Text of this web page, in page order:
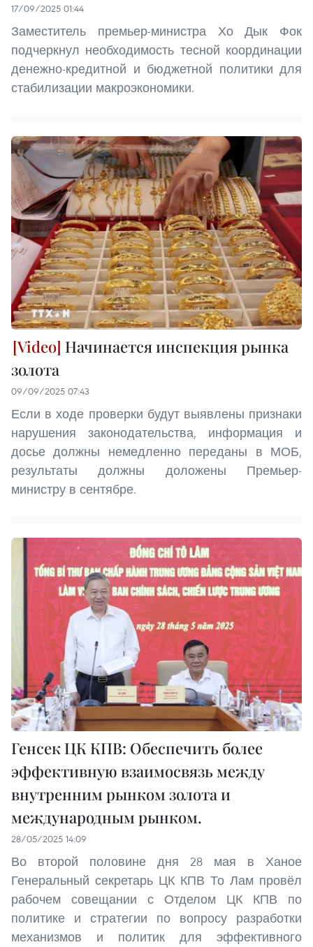
17/09/2025 01:44
Заместитель премьер-министра Хо Дык Фок
подчеркнул необходимость тесной координации
денежно-кредитной и бюджетной политики для
стабилизации макроэкономики.
Начинается инспекция рынка
золота
09/09/2025 07:43
Если в ходе проверки будут выявлены признаки
нарушения законодательства, информация и
досье должны немедленно переданы в МОБ,
результаты должны доложены Премьер-
министру в сентябре.
Генсек ЦК КПВ: Обеспечить более
эффективную взаимосвязь между
внутренним рынком золота и
международным рынком.
28/05/2025 14:09
Во второй половине дня 28 мая в Ханое
Генеральный секретарь ЦК КПВ То Лам провёл
рабочем совещании с Отделом ЦК КПВ по
политике и стратегии по вопросу разработки
механизмов и политик для эффективного